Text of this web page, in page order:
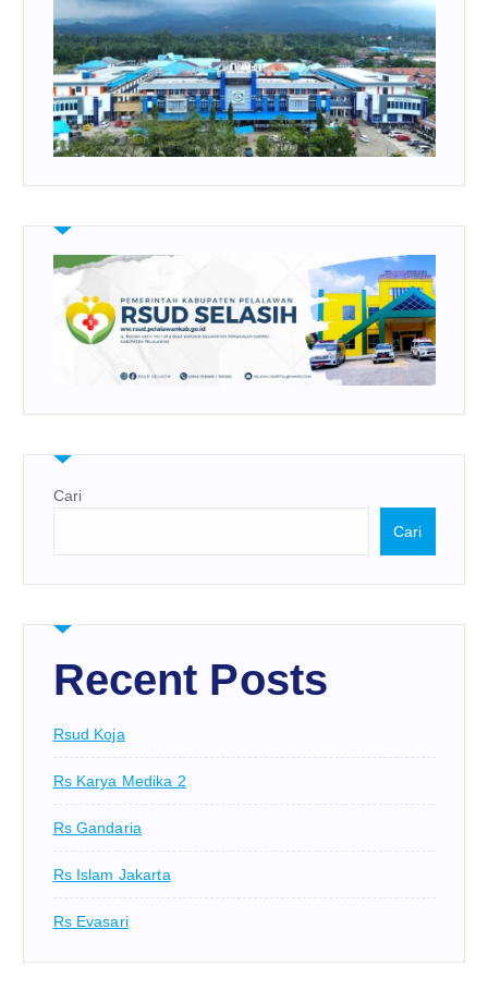
Cari
Cari
Recent Posts
Rsud Koja
Rs Karya Medika 2
Rs Gandaria
Rs Islam Jakarta
Rs Evasari